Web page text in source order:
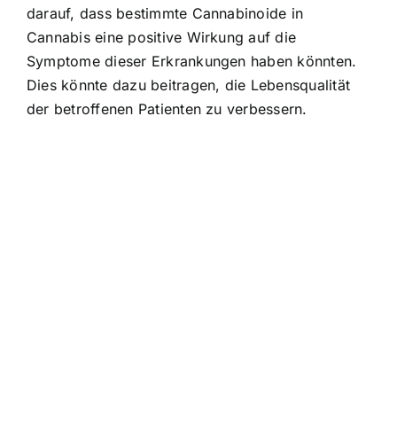
darauf, dass bestimmte Cannabinoide in
Cannabis eine positive Wirkung auf die
Symptome dieser Erkrankungen haben könnten.
Dies könnte dazu beitragen, die Lebensqualität
der betroffenen Patienten zu verbessern.